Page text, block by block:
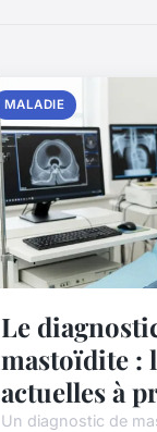
MALADIE
Le
mastoïdite :
actuelles à
Un diagnostic de